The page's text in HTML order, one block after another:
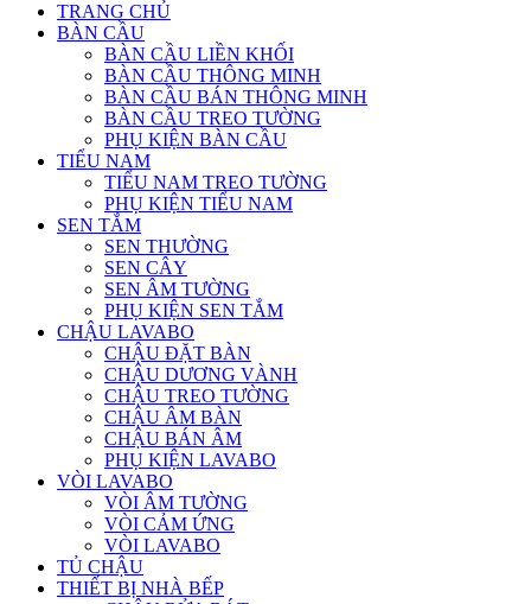
TRANG CHỦ
BÀN CẦU
BÀN CẦU LIỀN KHỐI
BÀN CẦU THÔNG MINH
BÀN CẦU BÁN THÔNG MINH
BÀN CẦU TREO TƯỜNG
PHỤ KIỆN BÀN CẦU
TIỂU NAM
TIỂU NAM TREO TƯỜNG
PHỤ KIỆN TIỂU NAM
SEN TẮM
SEN THƯỜNG
SEN CÂY
SEN ÂM TƯỜNG
PHỤ KIỆN SEN TẮM
CHẬU LAVABO
CHẬU ĐẶT BÀN
CHẬU DƯƠNG VÀNH
CHẬU TREO TƯỜNG
CHẬU ÂM BÀN
CHẬU BÁN ÂM
PHỤ KIỆN LAVABO
VÒI LAVABO
VÒI ÂM TƯỜNG
VÒI CẢM ỨNG
VÒI LAVABO
TỦ CHẬU
THIẾT BỊ NHÀ BẾP